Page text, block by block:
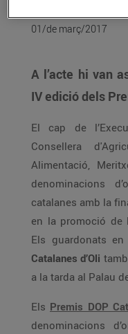
01/de març/2017
A l’acte hi van
IV edició dels
El cap de
Consellera
Alimentació,
denominacions
catalanes amb la
en la promoció de
Els guardonats en
Catalanes d’Oli
a la tarda al Palau
Els Premis DOP
denominacions